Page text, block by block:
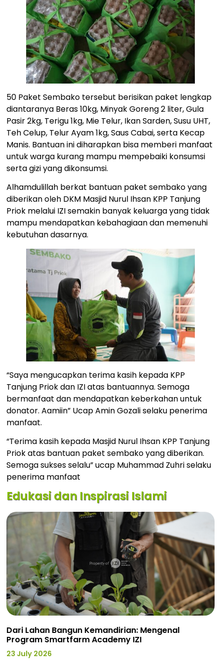
50 Paket Sembako tersebut berisikan paket lengkap
diantaranya Beras 10kg, Minyak Goreng 2 liter, Gula
Pasir 2kg, Terigu 1kg, Mie Telur, Ikan Sarden, Susu UHT,
Teh Celup, Telur Ayam 1kg, Saus Cabai, serta Kecap
Manis. Bantuan ini diharapkan bisa memberi manfaat
untuk warga kurang mampu mempebaiki konsumsi
serta gizi yang dikonsumsi.
Alhamdulillah berkat bantuan paket sembako yang
diberikan oleh DKM Masjid Nurul Ihsan KPP Tanjung
Priok melalui IZI semakin banyak keluarga yang tidak
mampu mendapatkan kebahagiaan dan memenuhi
kebutuhan dasarnya.
“Saya mengucapkan terima kasih kepada KPP
Tanjung Priok dan IZI atas bantuannya. Semoga
bermanfaat dan mendapatkan keberkahan untuk
donator. Aamiin” Ucap Amin Gozali selaku penerima
manfaat.
“Terima kasih kepada Masjid Nurul Ihsan KPP Tanjung
Priok atas bantuan paket sembako yang diberikan.
Semoga sukses selalu” ucap Muhammad Zuhri selaku
penerima manfaat
Edukasi dan Inspirasi Islami
Dari Lahan Bangun Kemandirian: Mengenal
Program Smartfarm Academy IZI
23 July 2026